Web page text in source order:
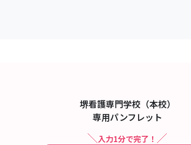
堺看護専門学校（本校）
専用パンフレット
入力1分で完了！